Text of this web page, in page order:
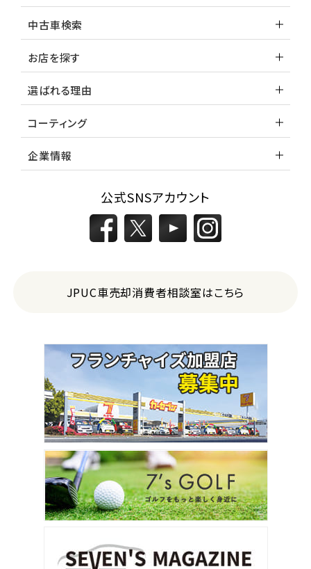
ＳＵＶ・クロカン
ヤリスクロス
ハリアー
トヨタ
ランドクルーザー
中古車検索
お店を探す
選ばれる理由
コーティング
企業情報
公式SNSアカウント
JPUC車売却消費者相談室はこちら